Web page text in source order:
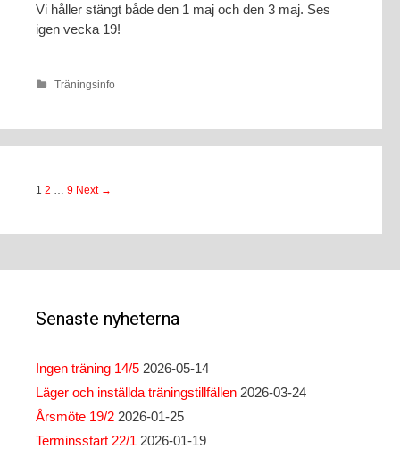
Vi håller stängt både den 1 maj och den 3 maj. Ses
igen vecka 19!
Träningsinfo
Post
navigation
1 2 … 9 Next →
Senaste nyheterna
Ingen träning 14/5 2026-05-14
Läger och inställda träningstillfällen 2026-03-24
Årsmöte 19/2 2026-01-25
Terminsstart 22/1 2026-01-19